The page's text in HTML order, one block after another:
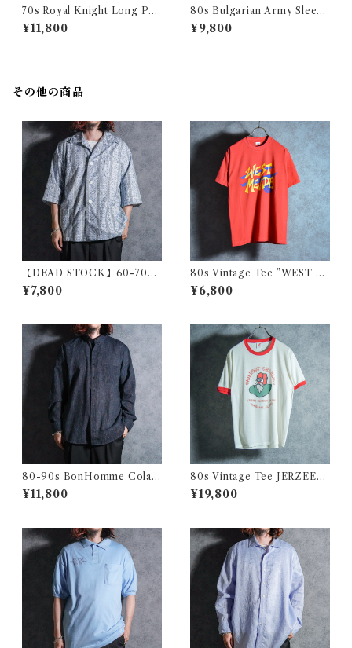
70s Royal Knight Long Poi
nt Collar Shirts ロイヤルナ
イト ロングポイント 半袖 シャ
¥11,800
80s Bulgarian Army Sleepi
ng Shirts Coverall ブルガリ
ア軍 スリーピング シャツ カバ
¥9,800
その他の商品
【DEAD STOCK】60-70s
Polish Army Stripe Open-c
ollar Shirts Blue ポーランド
¥7,800
80s Vintage Tee ”WEST M
EADE" ヴィンテージ Tシャツ
101
¥6,800
80-90s BonHomme Colar
Yarn Shirts ボンオム カラー
ヤーン カラミ シャツ アメリカ
¥11,800
80s Vintage Tee JERZEES
"CHILKOOT CHARLIE'S"
ヴィンテージ Tシャツ チルク
¥19,800